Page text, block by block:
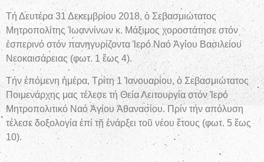
Τή Δευτέρα 31 Δεκεμβρίου 2018, ὁ Σεβασμιώτατος
Μητροπολίτης Ἰωαννίνων κ. Μάξιμος χοροστάτησε στόν
ἑσπερινό στόν πανηγυρίζοντα Ἱερό Ναό Ἁγίου Βασιλείου
Νεοκαισάρειας (φωτ. 1 ἕως 4).
Τήν ἑπόμενη ἡμέρα, Τρίτη 1 Ἰανουαρίου, ὁ Σεβασμιώτατος
Ποιμενάρχης μας τέλεσε τή Θεία Λειτουργία στόν Ἱερό
Μητροπολιτικό Ναό Ἁγίου Ἀθανασίου. Πρίν τήν απόλυση
τέλεσε δοξολογία ἐπί τῇ ἐνάρξει τοῦ νέου ἔτους (φωτ. 5 ἕως
10).